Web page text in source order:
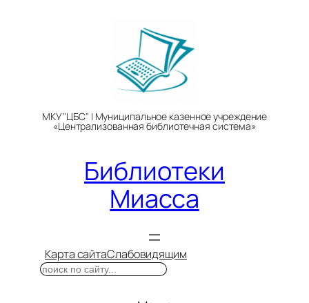
МКУ "ЦБС" | Муниципальное казенное учреждение
«Централизованная библиотечная система»
Библиотеки
Миасса
Карта сайтаСлабовидящим
Поиск